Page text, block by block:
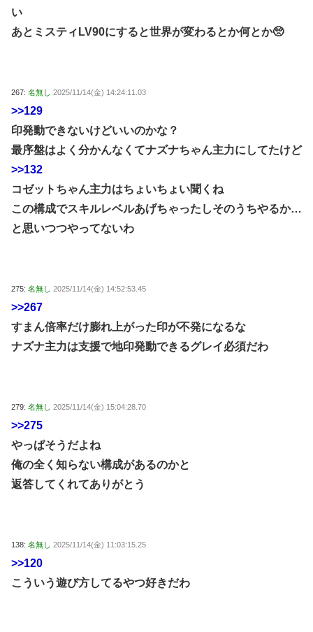
い
あとミスティLV90にすると世界が変わるとか何とか🥺
267: 名無し 2025/11/14(金) 14:24:11.03
>>129
印発動できないけどいいのかな？
最序盤はよく分かんなくてナズナちゃん主力にしてたけど
>>132
コゼットちゃん主力はちょいちょい聞くね
この構成でスキルレベルあげちゃったしそのうちやるか…
と思いつつやってないわ
275: 名無し 2025/11/14(金) 14:52:53.45
>>267
すまん倍率だけ膨れ上がった印が不発になるな
ナズナ主力は支援で地印発動できるグレイ必須だわ
279: 名無し 2025/11/14(金) 15:04:28.70
>>275
やっぱそうだよね
俺の全く知らない構成があるのかと
返答してくれてありがとう
138: 名無し 2025/11/14(金) 11:03:15.25
>>120
こういう遊び方してるやつ好きだわ